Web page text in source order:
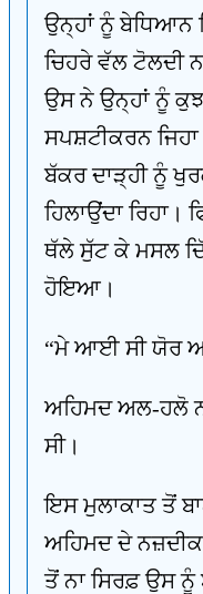
ਉਨ੍ਹਾਂ ਨੂੰ ਬੇਧਿਆਨ
ਚਿਹਰੇ ਵੱਲ ਟੋਲਦੀ
ਉਸ ਨੇ ਉਨ੍ਹਾਂ ਨੂੰ
ਸਪਸ਼ਟੀਕਰਨ
ਬੱਕਰ ਦਾੜ੍ਹੀ ਨੂੰ
ਹਿਲਾਉਂਦਾ
ਥੱਲੇ ਸੁੱਟ ਕੇ ਮਸਲ
ਹੋਇਆ।
“ਮੇ ਆਈ ਸੀ ਯੋਰ
ਅਹਿਮਦ ਅਲ-ਹਲੋ
ਸੀ।
ਇਸ ਮੁਲਾਕਾਤ ਤੋਂ
ਅਹਿਮਦ ਦੇ
ਤੋਂ ਨਾ ਸਿਰਫ਼ ਉਸ